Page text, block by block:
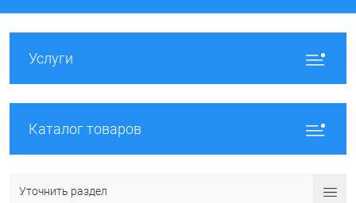
Услуги
Каталог товаров
Уточнить раздел